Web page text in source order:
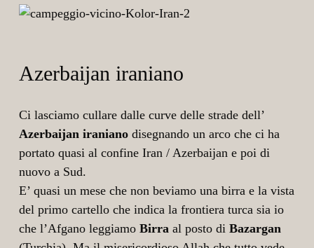
Azerbaijan iraniano
Ci lasciamo cullare dalle curve delle strade dell’
Azerbaijan iranianodisegnando un arco che ci ha
portato quasi al confine Iran / Azerbaijan e poi di
nuovo a Sud.
E’ quasi un mese che non beviamo una birra e la vista
del primo cartello che indica la frontiera turca sia io
che l’Afgano leggiamo Birraal posto di Bazargan